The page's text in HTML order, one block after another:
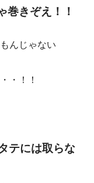
巻きぞえ！！
んじゃない
・！！
テには取らな